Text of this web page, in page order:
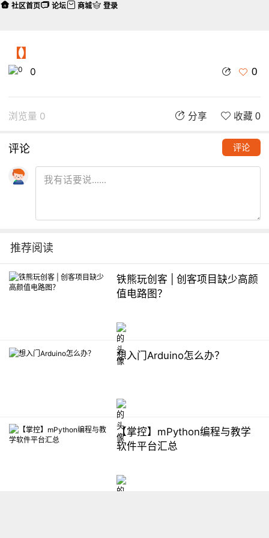
【】
0 0
浏览量 0 分享 收藏 0
评论 评论
推荐阅读
铁熊玩创客 | 创客项目缺少高颜
值电路图？
想入门Arduino怎么办？
【掌控】mPython编程与教学
软件平台汇总
社区首页 论坛 商城 登录